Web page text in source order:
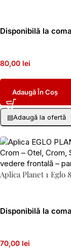
Disponibilă la
80,00 lei
Adaugă În Coș
▤Adaugă la ofertă
Aplica Planet 1 Eglo
Disponibilă la
70,00 lei